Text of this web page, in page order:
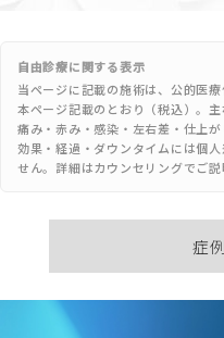
自由診療に関する表示
当ページに記載の施術は、公的医
本ページ記載のとおり（税込）。
痛み・赤み・感染・左右差・仕上
効果・経過・ダウンタイムには個
せん。詳細はカウンセリングでご説
症